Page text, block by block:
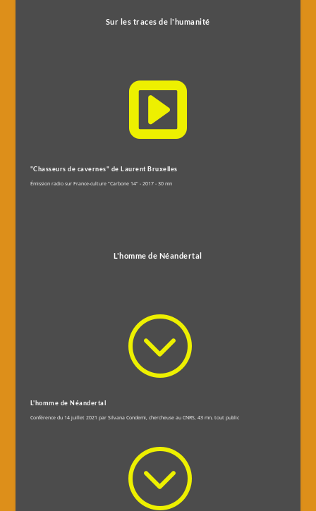
Sur les traces de l'humanité

"Chasseurs de cavernes" de Laurent Bruxelles
Émission radio sur France-culture "Carbone 14" - 2017 - 30 mn
L'homme de Néandertal
;
L'homme de Néandertal
Conférence du 14 juillet 2021 par Silvana Condemi, chercheuse au CNRS, 43 mn, tout public
;